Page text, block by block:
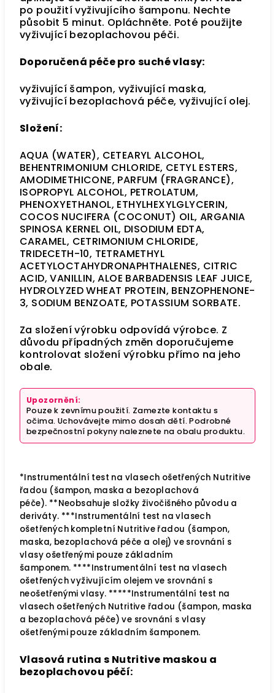
po použití vyživujícího šamponu. Nechte
působit 5 minut. Opláchněte. Poté použijte
vyživující bezoplachovou péči.
Doporučená péče pro suché vlasy:
vyživující šampon, vyživující maska,
vyživující bezoplachová péče, vyživující olej.
Složení:
AQUA (WATER), CETEARYL ALCOHOL,
BEHENTRIMONIUM CHLORIDE, CETYL ESTERS,
AMODIMETHICONE, PARFUM (FRAGRANCE),
ISOPROPYL ALCOHOL, PETROLATUM,
PHENOXYETHANOL, ETHYLHEXYLGLYCERIN,
COCOS NUCIFERA (COCONUT) OIL, ARGANIA
SPINOSA KERNEL OIL, DISODIUM EDTA,
CARAMEL, CETRIMONIUM CHLORIDE,
TRIDECETH-10, TETRAMETHYL
ACETYLOCTAHYDRONAPHTHALENES, CITRIC
ACID, VANILLIN, ALOE BARBADENSIS LEAF JUICE,
HYDROLYZED WHEAT PROTEIN, BENZOPHENONE-
3, SODIUM BENZOATE, POTASSIUM SORBATE.
Za složení výrobku odpovídá výrobce. Z
důvodu případných změn doporučujeme
kontrolovat složení výrobku přímo na jeho
obale.
Upozornění:
Pouze k zevnímu použití. Zamezte kontaktu s
očima. Uchovávejte mimo dosah dětí. Podrobné
bezpečnostní pokyny naleznete na obalu produktu.
*Instrumentální test na vlasech ošetřených Nutritive
řadou (šampon, maska a bezoplachová
péče). **Neobsahuje složky živočišného původu a
deriváty. ***Instrumentální test na vlasech
ošetřených kompletní Nutritive řadou (šampon,
maska, bezoplachová péče a olej) ve srovnání s
vlasy ošetřenými pouze základním
šamponem. ****Instrumentální test na vlasech
ošetřených vyživujícím olejem ve srovnání s
neošetřenými vlasy. *****Instrumentální test na
vlasech ošetřených Nutritive řadou (šampon, maska
a bezoplachová péče) ve srovnání s vlasy
ošetřenými pouze základním šamponem.
Vlasová rutina s Nutritive maskou a
bezoplachovou péčí: